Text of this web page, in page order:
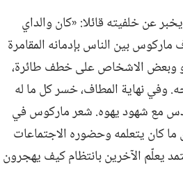
يخبر عن خلفيته قائلا:‏ «كان والداي
بين الناس بإدمانه المقامرة
وبعض الاشخاص على خطف طائرة،‏
وفي نهاية المطاف،‏ خسر كل ما له
مع شهود يهوه.‏ شعر ماركوس في
كان يتعلمه وحضوره الاجتماعات
يعلّم الآخرين بانتظام كيف يهجرون